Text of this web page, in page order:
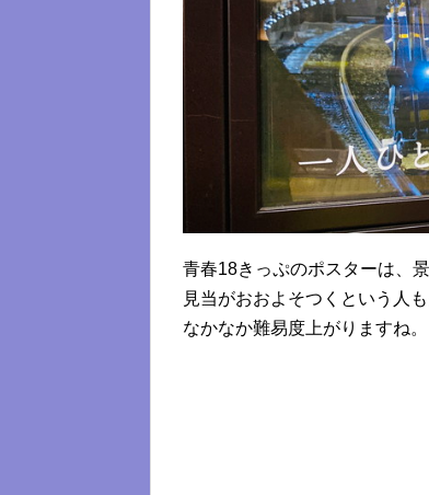
青春18きっぷのポスターは、
見当がおおよそつくという人
なかなか難易度上がりますね。